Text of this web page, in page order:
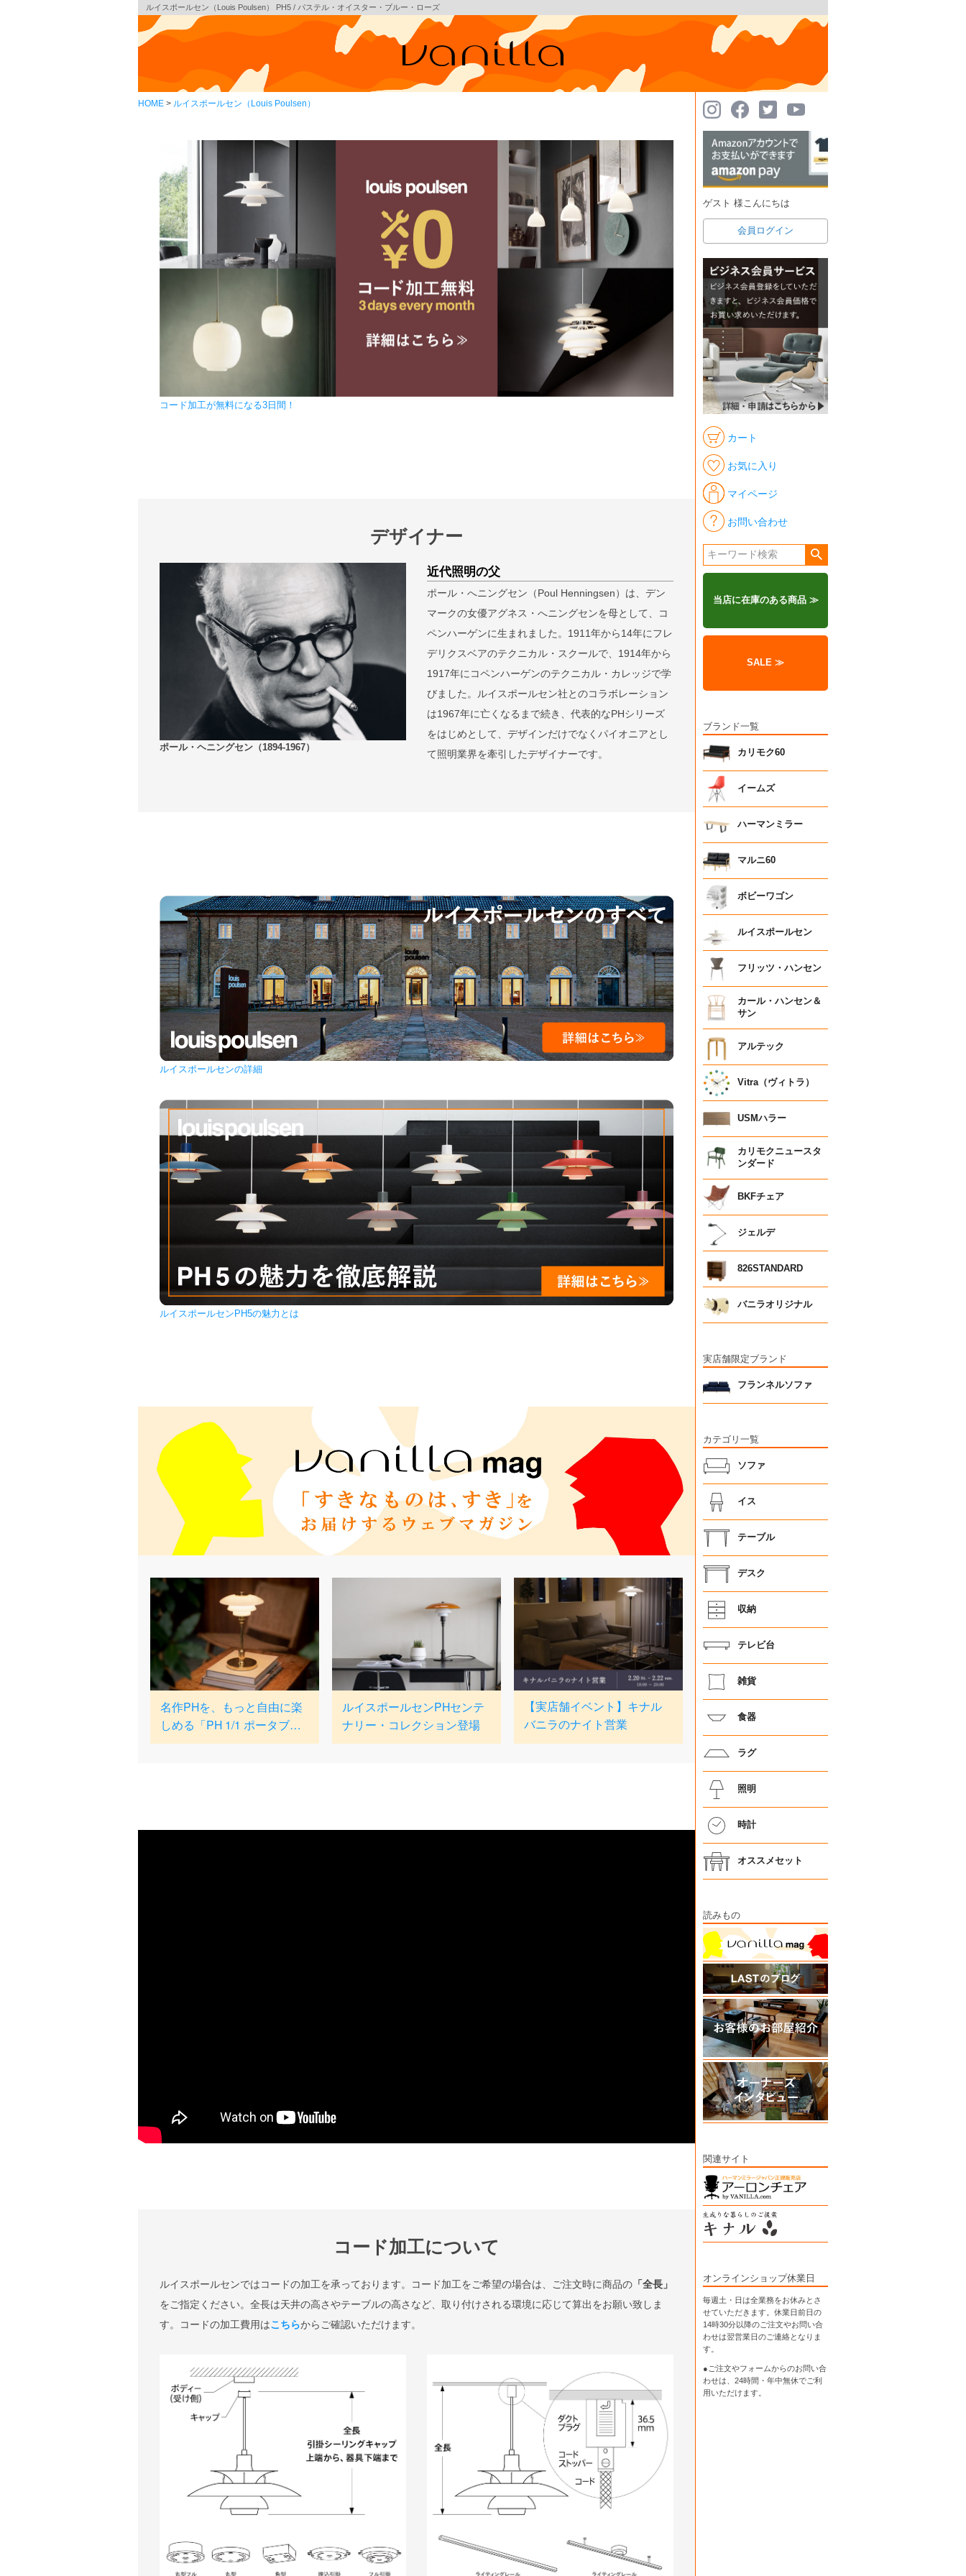
ルイスポールセン（Louis Poulsen） PH5 / パステル・オイスター・ブルー・ローズ
HOME ルイスポールセン（Louis Poulsen）
コード加工が無料になる3日間！
デザイナー
ポール・ヘニングセン（1894-1967）
近代照明の父
ポール・へニングセン（Poul Henningsen）は、デン
マークの女優アグネス・へニングセンを母として、コ
ペンハーゲンに生まれました。1911年から14年にフレ
デリクスベアのテクニカル・スクールで、1914年から
1917年にコペンハーゲンのテクニカル・カレッジで学
びました。ルイスポールセン社とのコラボレーション
は1967年に亡くなるまで続き、代表的なPHシリーズ
をはじめとして、デザインだけでなくパイオニアとし
て照明業界を牽引したデザイナーです。
ルイスポールセンの詳細
ルイスポールセンPH5の魅力とは
コード加工について
ルイスポールセンではコードの加工を承っております。コード加工をご希望の場合は、ご注文時に商品の 「全長」
をご指定ください。全長は天井の高さやテーブルの高さなど、取り付けされる環境に応じて算出をお願い致しま
す。コードの加工費用はこちらからご確認いただけます。
ゲスト 様こんにちは
会員ログイン
カート
お気に入り
マイページ
お問い合わせ
当店に在庫のある商品 ≫
SALE ≫
ブランド一覧
カリモク60
イームズ
ハーマンミラー
マルニ60
ボビーワゴン
ルイスポールセン
フリッツ・ハンセン
カール・ハンセン＆
サン
アルテック
Vitra（ヴィトラ）
USMハラー
カリモクニュースタ
ンダード
BKFチェア
ジェルデ
826STANDARD
バニラオリジナル
実店舗限定ブランド
フランネルソファ
カテゴリ一覧
ソファ
イス
テーブル
デスク
収納
テレビ台
雑貨
食器
ラグ
照明
時計
オススメセット
読みもの
関連サイト
オンラインショップ休業日
毎週土・日は全業務をお休みとさ
せていただきます。休業日前日の
14時30分以降のご注文やお問い合
わせは翌営業日のご連絡となりま
す。
●ご注文やフォームからのお問い合
わせは、 24時間・年中無休でご利
用いただけます。